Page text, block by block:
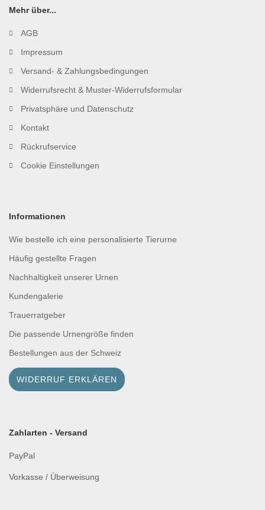
Mehr über...
AGB
Impressum
Versand- & Zahlungsbedingungen
Widerrufsrecht & Muster-Widerrufsformular
Privatsphäre und Datenschutz
Kontakt
Rückrufservice
Cookie Einstellungen
Informationen
Wie bestelle ich eine personalisierte Tierurne
Häufig gestellte Fragen
Nachhaltigkeit unserer Urnen
Kundengalerie
Trauerratgeber
Die passende Urnengröße finden
Bestellungen aus der Schweiz
WIDERRUF ERKLÄREN
Zahlarten - Versand
PayPal
Vorkasse / Überweisung